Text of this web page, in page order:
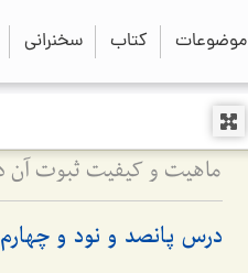
موضوعات کتاب سخنرانی
درس پانصد و نود و چهارم